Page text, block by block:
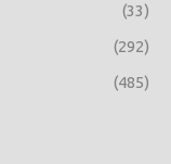
(33)
(292)
(485)